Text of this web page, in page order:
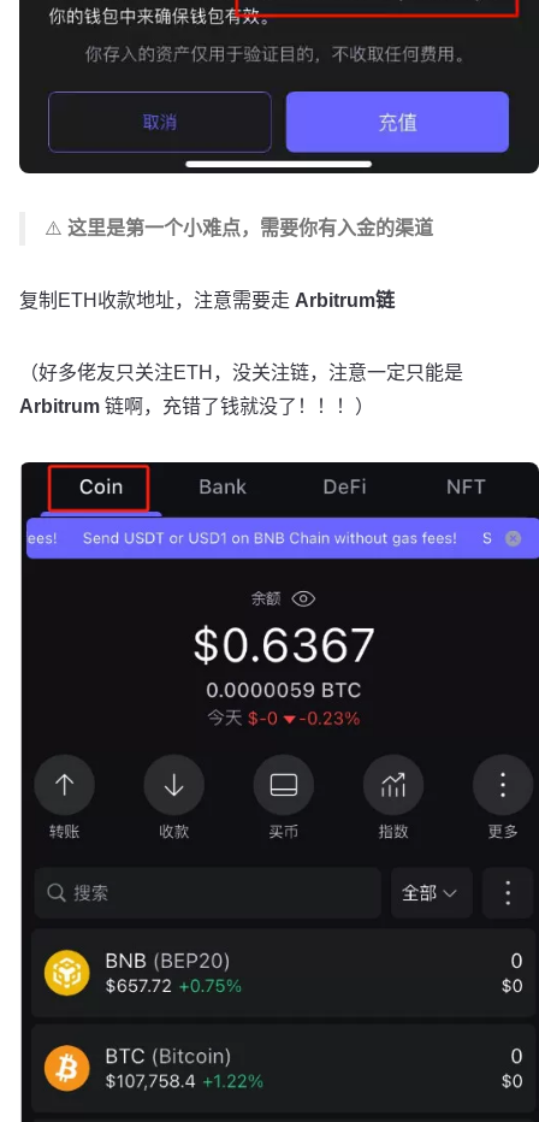
⚠️ 这里是第一个小难点，需要你有入金的渠道
复制ETH收款地址，注意需要走 Arbitrum链
（好多佬友只关注ETH，没关注链，注意一定只能是
Arbitrum 链啊，充错了钱就没了！！！）